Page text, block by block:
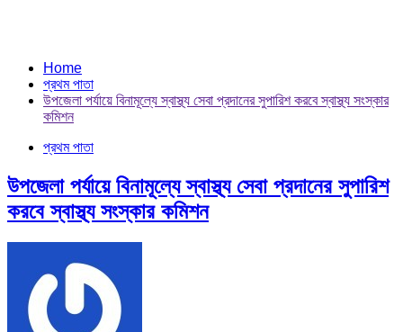
Home
প্রথম পাতা
উপজেলা পর্যায়ে বিনামূল্যে স্বাস্থ্য সেবা প্রদানের সুপারিশ করবে স্বাস্থ্য সংস্কার
কমিশন
প্রথম পাতা
উপজেলা পর্যায়ে বিনামূল্যে স্বাস্থ্য সেবা প্রদানের সুপারিশ
করবে স্বাস্থ্য সংস্কার কমিশন